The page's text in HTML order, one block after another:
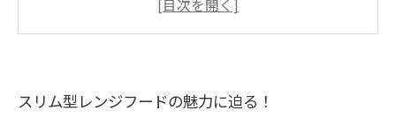
ドの選び方
スリム型レンジフードの魅力に迫る！